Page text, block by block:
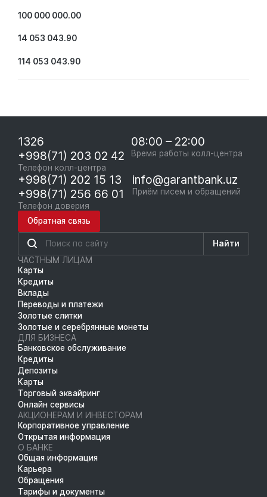
100 000 000.00
14 053 043.90
114 053 043.90
1326
+998(71) 203 02 42
Телефон колл-центра
08:00 – 22:00
Время работы колл-центра
+998(71) 202 15 13
+998(71) 256 66 01
Телефон доверия
info@garantbank.uz
Приём писем и обращений
Обратная связь
Найти
ЧАСТНЫМ ЛИЦАМ
Карты
Кредиты
Вклады
Переводы и платежи
Золотые слитки
Золотые и серебрянные монеты
ДЛЯ БИЗНЕСА
Банковское обслуживание
Кредиты
Депозиты
Карты
Торговый эквайринг
Онлайн сервисы
АКЦИОНЕРАМ И ИНВЕСТОРАМ
Корпоративное управление
Открытая информация
О БАНКЕ
Общая информация
Карьера
Обращения
Тарифы и документы